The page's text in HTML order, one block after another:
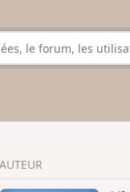
AUTEUR